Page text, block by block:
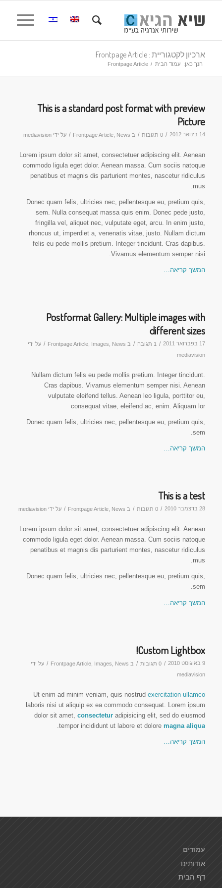
ארכיון לקטגוריית : Frontpage Article
הנך כאן: עמוד הבית /
Frontpage Article
This is a standard post format with preview
Picture
14 בינואר 2012 / 0 תגובות / ב Frontpage Article News
/ על ידי mediavision
Lorem ipsum dolor sit amet, consectetuer adipiscing elit. Aenean
commodo ligula eget dolor. Aenean massa. Cum sociis natoque
penatibus et magnis dis parturient montes, nascetur ridiculus
mus.
Donec quam felis, ultricies nec, pellentesque eu, pretium quis,
sem. Nulla consequat massa quis enim. Donec pede justo,
fringilla vel, aliquet nec, vulputate eget, arcu. In enim justo,
rhoncus ut, imperdiet a, venenatis vitae, justo. Nullam dictum
felis eu pede mollis pretium. Integer tincidunt. Cras dapibus.
Vivamus elementum semper nisi.
המשך קריאה…
Postformat Gallery: Multiple images with
different sizes
17 בפברואר 2011 / 1 תגובה / ב Frontpage Article Images News
/ על ידי
mediavision
Nullam dictum felis eu pede mollis pretium. Integer tincidunt.
Cras dapibus. Vivamus elementum semper nisi. Aenean
vulputate eleifend tellus. Aenean leo ligula, porttitor eu,
consequat vitae, eleifend ac, enim. Aliquam lor
Donec quam felis, ultricies nec, pellentesque eu, pretium quis,
sem.
המשך קריאה…
This is a test
28 בדצמבר 2010 / 0 תגובות / ב Frontpage Article News
/ על ידי mediavision
Lorem ipsum dolor sit amet, consectetuer adipiscing elit. Aenean
commodo ligula eget dolor. Aenean massa. Cum sociis natoque
penatibus et magnis dis parturient montes, nascetur ridiculus
mus.
Donec quam felis, ultricies nec, pellentesque eu, pretium quis,
sem.
המשך קריאה…
Custom Lightbox!
9 באוגוסט 2010 / 0 תגובות / ב Frontpage Article Images News
/ על ידי
mediavision
Ut enim ad minim veniam, quis nostrudexercitation ullamco
laboris nisi ut aliquip ex ea commodo consequat. Lorem ipsum
dolor sit amet,consectetur adipisicing elit, sed do eiusmod
tempor incididunt ut labore et doloremagna aliqua
.
המשך קריאה…
עמודים
אודותינו
דף הבית